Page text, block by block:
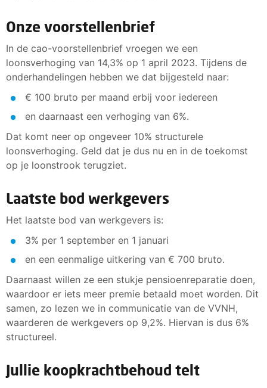
Onze voorstellenbrief
In de cao-voorstellenbrief vroegen we een
loonsverhoging van 14,3% op 1 april 2023. Tijdens de
onderhandelingen hebben we dat bijgesteld naar:
€ 100 bruto per maand erbij voor iedereen
en daarnaast een verhoging van 6%.
Dat komt neer op ongeveer 10% structurele
loonsverhoging. Geld dat je dus nu en in de toekomst
op je loonstrook terugziet.
Laatste bod werkgevers
Het laatste bod van werkgevers is:
3% per 1 september en 1 januari
en een eenmalige uitkering van € 700 bruto.
Daarnaast willen ze een stukje pensioenreparatie doen,
waardoor er iets meer premie betaald moet worden. Dit
samen, zo lezen we in communicatie van de VVNH,
waarderen de werkgevers op 9,2%. Hiervan is dus 6%
structureel.
Jullie koopkrachtbehoud telt